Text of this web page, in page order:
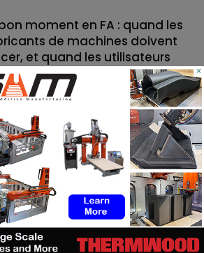
moment en FA : quand les
de machines doivent
et quand les utilisateurs
investir
Sullivan inaugure les
premières chaussures de
adidas imprimées en 3D
×